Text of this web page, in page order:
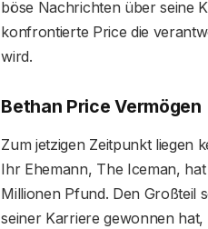
böse Nachrichten über seine
konfrontierte Price die
wird.
Bethan Price Vermögen
Zum jetzigen Zeitpunkt liegen
Ihr Ehemann, The Iceman,
Millionen Pfund. Den Großteil
seiner Karriere gewonnen